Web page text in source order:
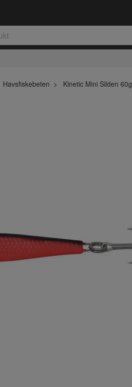
Havsfiskebeten Kinetic Mini Silden 60g